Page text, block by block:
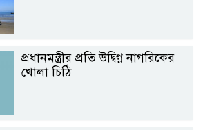
প্রধানমন্ত্রীর প্রতি উদ্বিগ্ন নাগরিকের
খোলা চিঠি